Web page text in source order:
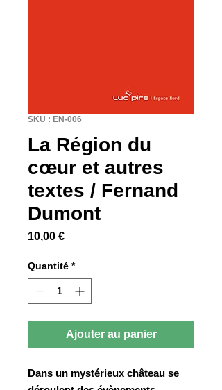
SKU : EN-006
La Région du
cœur et autres
textes / Fernand
Dumont
10,00 €Prix
Quantité *
Ajouter au panier
Dans un mystérieux château se